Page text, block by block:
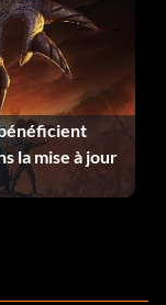
d'androïdes
le système de
la mise à jour